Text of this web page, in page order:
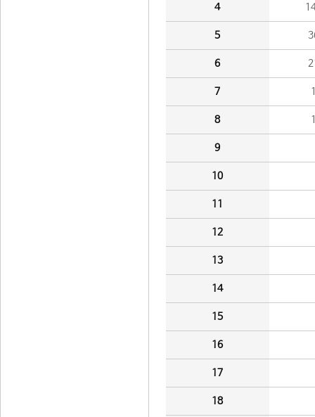
4
5
6
7
8
9
10
11
12
13
14
15
16
17
18